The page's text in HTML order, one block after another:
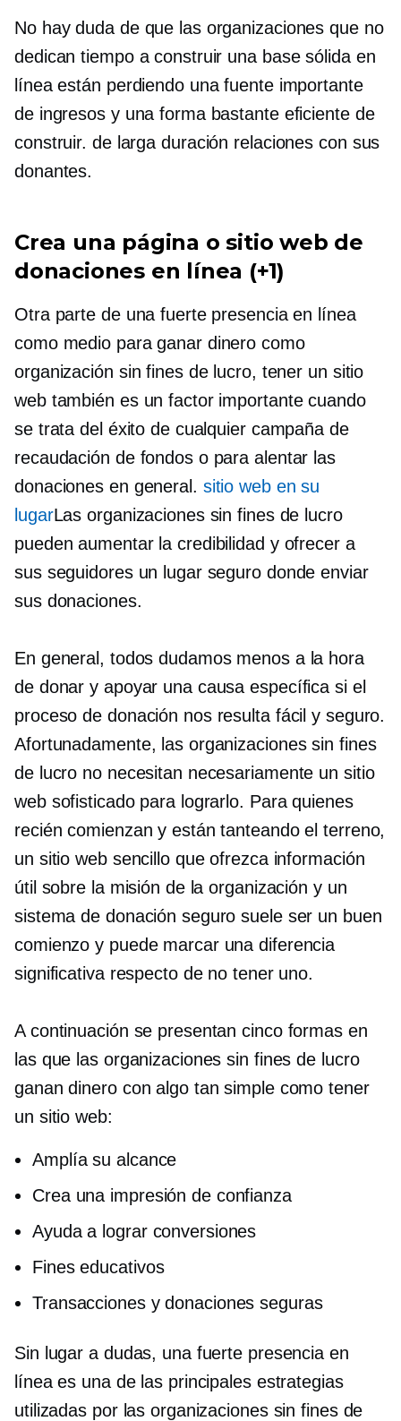
No hay duda de que las organizaciones que no
dedican tiempo a construir una base sólida en
línea están perdiendo una fuente importante
de ingresos y una forma bastante eficiente de
construir. de larga duración relaciones con sus
donantes.
Crea una página o sitio web de
donaciones en línea (+1)
Otra parte de una fuerte presencia en línea
como medio para ganar dinero como
organización sin fines de lucro, tener un sitio
web también es un factor importante cuando
se trata del éxito de cualquier campaña de
recaudación de fondos o para alentar las
donaciones en general. sitio web en su
lugarLas organizaciones sin fines de lucro
pueden aumentar la credibilidad y ofrecer a
sus seguidores un lugar seguro donde enviar
sus donaciones.
En general, todos dudamos menos a la hora
de donar y apoyar una causa específica si el
proceso de donación nos resulta fácil y seguro.
Afortunadamente, las organizaciones sin fines
de lucro no necesitan necesariamente un sitio
web sofisticado para lograrlo. Para quienes
recién comienzan y están tanteando el terreno,
un sitio web sencillo que ofrezca información
útil sobre la misión de la organización y un
sistema de donación seguro suele ser un buen
comienzo y puede marcar una diferencia
significativa respecto de no tener uno.
A continuación se presentan cinco formas en
las que las organizaciones sin fines de lucro
ganan dinero con algo tan simple como tener
un sitio web:
Amplía su alcance
Crea una impresión de confianza
Ayuda a lograr conversiones
Fines educativos
Transacciones y donaciones seguras
Sin lugar a dudas, una fuerte presencia en
línea es una de las principales estrategias
utilizadas por las organizaciones sin fines de